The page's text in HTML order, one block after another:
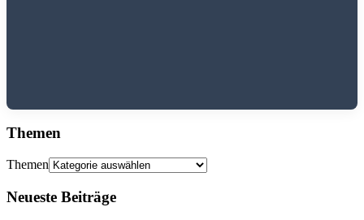
Themen
Themen
Neueste Beiträge